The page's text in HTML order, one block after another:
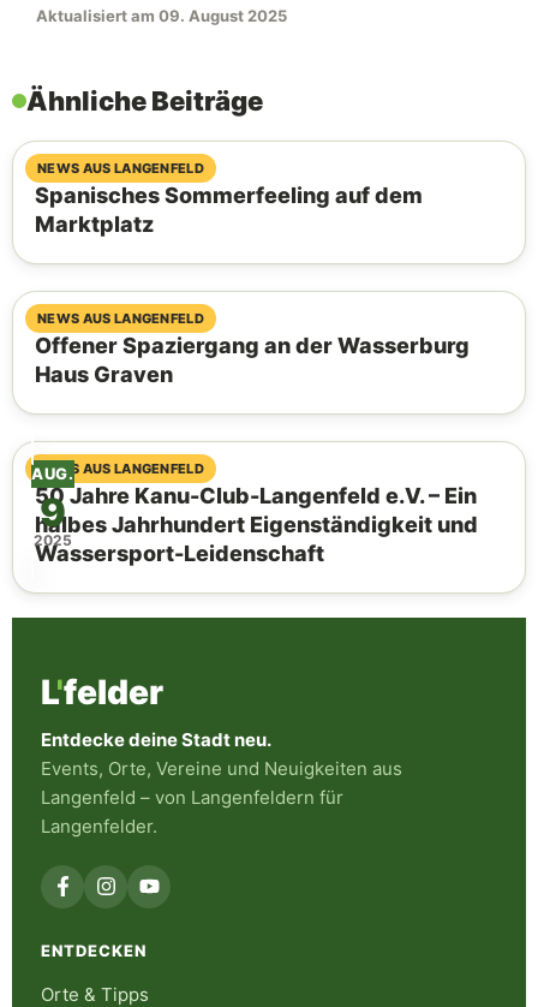
AUG.
9
2025
Aktualisiert am 09. August 2025
Ähnliche Beiträge
NEWS AUS LANGENFELD
06. August 2026
Spanisches Sommerfeeling auf dem
Marktplatz
NEWS AUS LANGENFELD
04. August 2026
Offener Spaziergang an der Wasserburg
Haus Graven
NEWS AUS LANGENFELD
03. August 2026
50 Jahre Kanu-Club-Langenfeld e.V. – Ein
halbes Jahrhundert Eigenständigkeit und
Wassersport-Leidenschaft
L'felder
Entdecke deine Stadt neu.
Events, Orte, Vereine und Neuigkeiten aus
Langenfeld – von Langenfeldern für
Langenfelder.
ENTDECKEN
Orte & Tipps